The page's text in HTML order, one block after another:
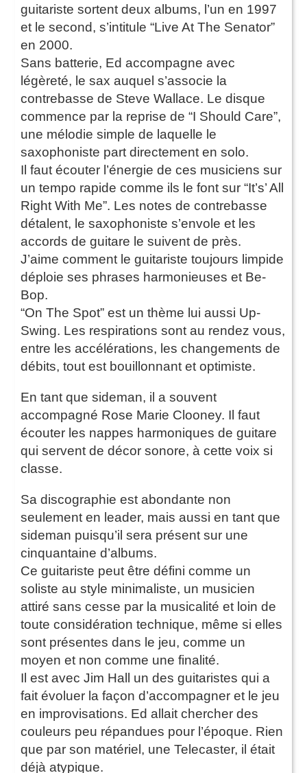
guitariste sortent deux albums, l’un en 1997
et le second, s’intitule “Live At The Senator”
en 2000.
Sans batterie, Ed accompagne avec
légèreté, le sax auquel s’associe la
contrebasse de Steve Wallace. Le disque
commence par la reprise de “I Should Care”,
une mélodie simple de laquelle le
saxophoniste part directement en solo.
Il faut écouter l’énergie de ces musiciens sur
un tempo rapide comme ils le font sur “It’s’ All
Right With Me”. Les notes de contrebasse
détalent, le saxophoniste s’envole et les
accords de guitare le suivent de près.
J’aime comment le guitariste toujours limpide
déploie ses phrases harmonieuses et Be-
Bop.
“On The Spot” est un thème lui aussi Up-
Swing. Les respirations sont au rendez vous,
entre les accélérations, les changements de
débits, tout est bouillonnant et optimiste.
En tant que sideman, il a souvent
accompagné Rose Marie Clooney. Il faut
écouter les nappes harmoniques de guitare
qui servent de décor sonore, à cette voix si
classe.
Sa discographie est abondante non
seulement en leader, mais aussi en tant que
sideman puisqu’il sera présent sur une
cinquantaine d’albums.
Ce guitariste peut être défini comme un
soliste au style minimaliste, un musicien
attiré sans cesse par la musicalité et loin de
toute considération technique, même si elles
sont présentes dans le jeu, comme un
moyen et non comme une finalité.
Il est avec Jim Hall un des guitaristes qui a
fait évoluer la façon d’accompagner et le jeu
en improvisations. Ed allait chercher des
couleurs peu répandues pour l’époque. Rien
que par son matériel, une Telecaster, il était
déjà atypique.